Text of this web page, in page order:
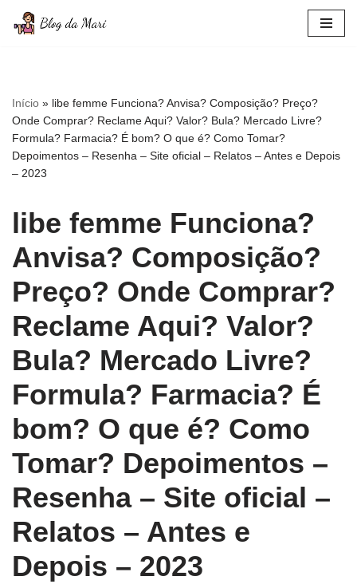
conteúdo
Início » libe femme Funciona? Anvisa? Composição? Preço?
Onde Comprar? Reclame Aqui? Valor? Bula? Mercado Livre?
Formula? Farmacia? É bom? O que é? Como Tomar?
Depoimentos – Resenha – Site oficial – Relatos – Antes e Depois
– 2023
libe femme Funciona?
Anvisa? Composição?
Preço? Onde Comprar?
Reclame Aqui? Valor?
Bula? Mercado Livre?
Formula? Farmacia? É
bom? O que é? Como
Tomar? Depoimentos –
Resenha – Site oficial –
Relatos – Antes e
Depois – 2023